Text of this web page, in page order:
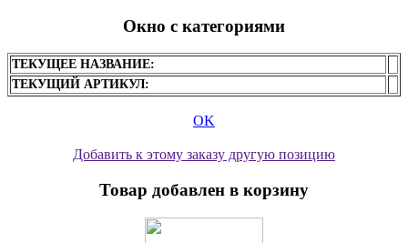
Окно с категориями
ТЕКУЩЕЕ НАЗВАНИЕ:
ТЕКУЩИЙ АРТИКУЛ:
OK
Добавить к этому заказу другую позицию
Товар добавлен в корзину